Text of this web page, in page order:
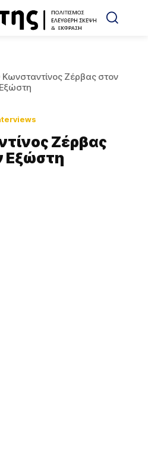
Ζέρβας στον
Εξώστη
Ζέρβας
Εξώστη